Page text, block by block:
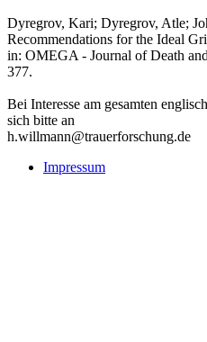
Dyregrov, Kari; Dyregrov, Atle;
Recommendations for the Ideal
in: OMEGA - Journal of Death
377.
Bei Interesse am gesamten
sich bitte an
h.willmann@trauerforschung.de
Impressum